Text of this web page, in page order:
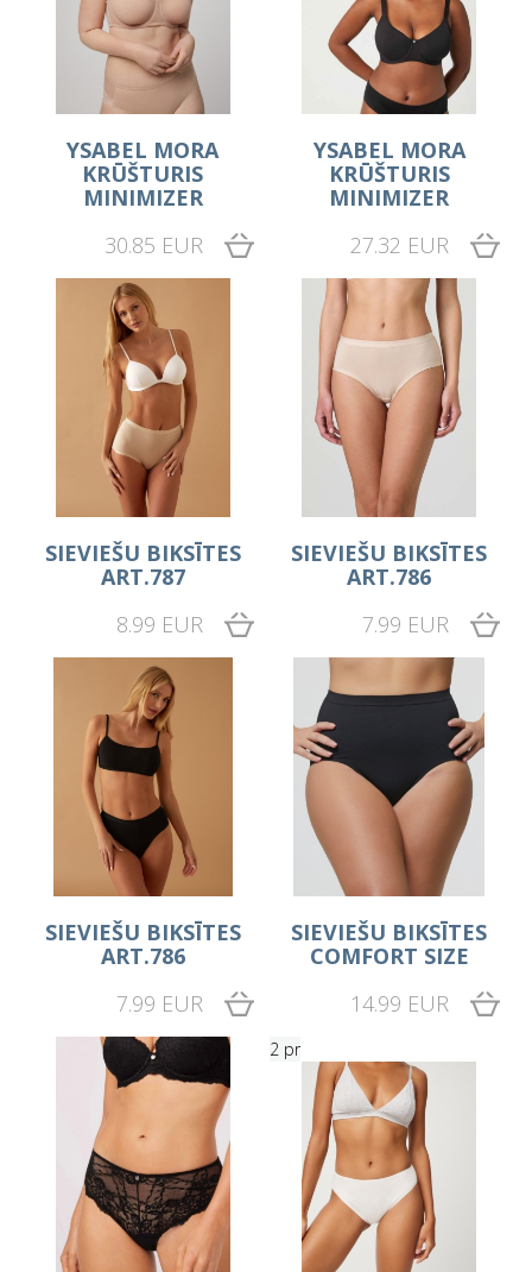
YSABEL MORA
KRŪŠTURIS
MINIMIZER
30.85 EUR
YSABEL MORA
KRŪŠTURIS
MINIMIZER
27.32 EUR
SIEVIEŠU BIKSĪTES
ART.787
8.99 EUR
SIEVIEŠU BIKSĪTES
ART.786
7.99 EUR
SIEVIEŠU BIKSĪTES
ART.786
7.99 EUR
SIEVIEŠU BIKSĪTES
COMFORT SIZE
14.99 EUR
2 pr